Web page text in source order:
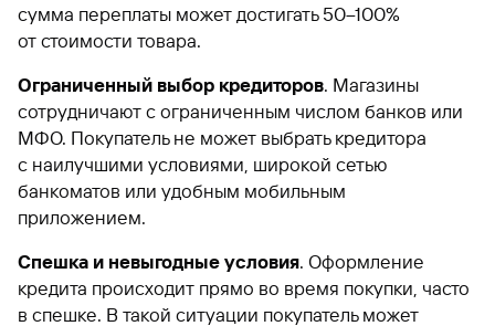
сумма переплаты может достигать 50–100%
от стоимости товара.
Ограниченный выбор кредиторов. Магазины
сотрудничают с ограниченным числом банков или
МФО. Покупатель не может выбрать кредитора
с наилучшими условиями, широкой сетью
банкоматов или удобным мобильным
приложением.
Спешка и невыгодные условия. Оформление
кредита происходит прямо во время покупки, часто
в спешке. В такой ситуации покупатель может